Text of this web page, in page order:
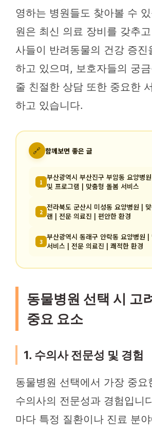
영하는 병원들도 찾아볼 수
원은 최신 의료 장비를 갖추
사들이 반려동물의 건강 증진
하고 있으며, 보호자들의 궁
줄 친절한 상담 또한 중요한
하고 있습니다.
🔗 함께보면 좋은 글
1 부산광역시 부산진구 부암동 요양병
및 프로그램 | 맞춤형 돌봄 서비스
2 전라북도 군산시 미성동 요양병원 |
랜 | 전문 의료진 | 편안한 환경
3 부산광역시 동래구 안락동 요양병원 |
서비스 | 전문 의료진 | 쾌적한 환경
동물병원 선택 시 고
중요 요소
1. 수의사 전문성 및 경험
동물병원 선택에서 가장 중요
수의사의 전문성과 경험입니
마다 특정 질환이나 진료 분